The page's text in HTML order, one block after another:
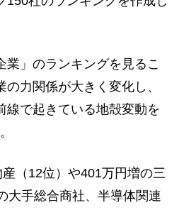
業」のランキングを見るこ
力関係が大きく変化し、
線で起きている地殻変動を
（12位）や401万円増の三
大手総合商社、半導体関連